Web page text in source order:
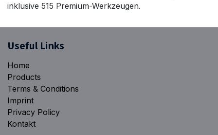
inklusive 515 Premium-Werkzeugen.
​Useful Links
Home
Products
Terms & Conditions
Imprint
Privacy Policy
Kontakt